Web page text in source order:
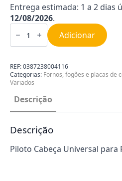
Entrega estimada: 1 a 2 dias
12/08/2026.
Quantidade
de
Cabeça
para
Fogão
0387238004116
Adicionar
REF:0387238004116
Categorias: Fornos, fogões e placas de
Variados
Descrição
Descrição
Piloto Cabeça Universal para